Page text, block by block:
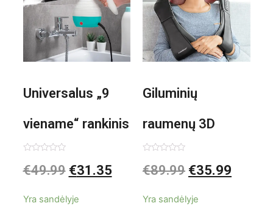
Universalus „9
viename“ rankinis
garintuvas su
0
iš
€49.99 €31.35
Yra sandėlyje
Giluminių
raumenų 3D
elektrinis
0
iš
€89.99 €35.99
Yra sandėlyje